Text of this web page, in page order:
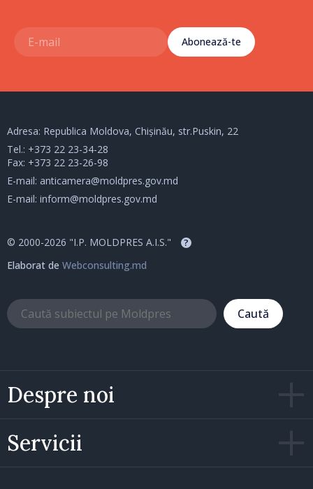
Abonează-te
Despre noi
Servicii
Adresa: Republica Moldova, Chișinău, str.Puskin, 22
Tel.: +373 22 23-34-28
Fax: +373 22 23-26-98
E-mail: anticamera@moldpres.gov.md
E-mail: inform@moldpres.gov.md
© 2000-2026 "I.P. MOLDPRES A.I.S." ?
Elaborat de Webconsulting.md
Caută